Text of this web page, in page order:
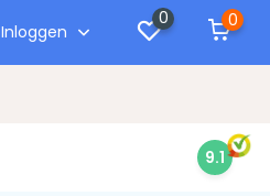
Inloggen
0 0
9.1